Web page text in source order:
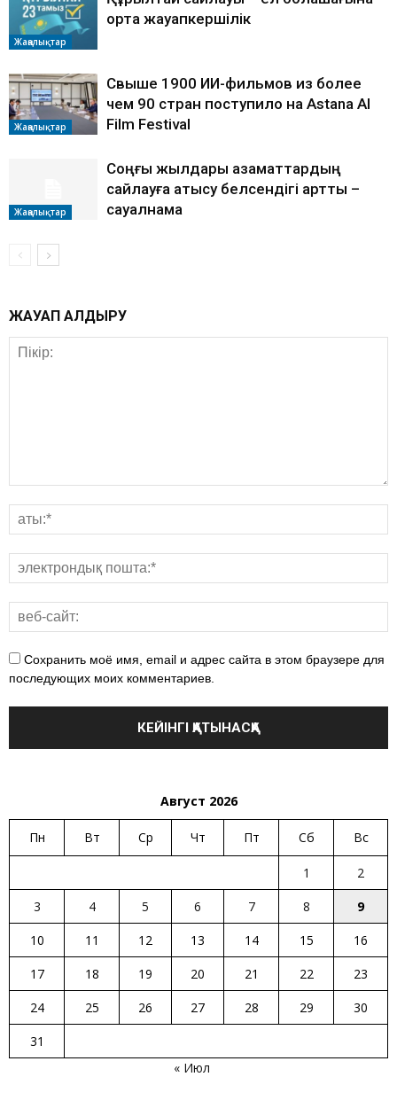
Жаңалықтар
ортақ жауапкершілік
Жаңалықтар
Свыше 1900 ИИ-фильмов из более
чем 90 стран поступило на Astana AI
Film Festival
Жаңалықтар
Соңғы жылдары азаматтардың
сайлауға қатысу белсендігі артты –
сауалнама
ЖАУАП ҚАЛДЫРУ
Сохранить моё имя, email и адрес сайта в этом браузере для
последующих моих комментариев.
Август 2026
Пн Вт Ср Чт Пт Сб Вс
1
2
3
4 5 6 7 8
9
10
11 12 13 14 15
16
17
18 19 20 21 22
23
24
25 26 27 28 29
30
31
« Июл